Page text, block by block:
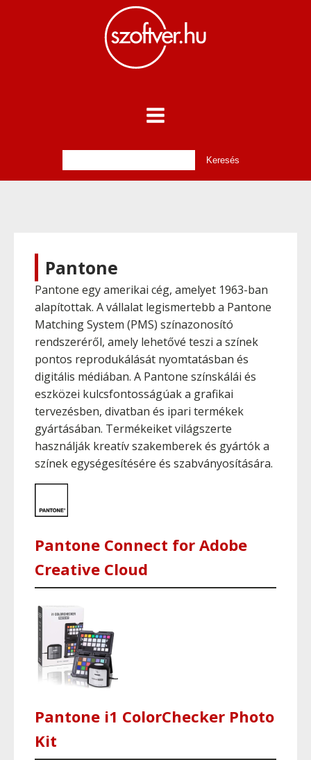
Pantone
Pantone egy amerikai cég, amelyet 1963-ban
alapítottak. A vállalat legismertebb a Pantone
Matching System (PMS) színazonosító
rendszeréről, amely lehetővé teszi a színek
pontos reprodukálását nyomtatásban és
digitális médiában. A Pantone színskálái és
eszközei kulcsfontosságúak a grafikai
tervezésben, divatban és ipari termékek
gyártásában. Termékeiket világszerte
használják kreatív szakemberek és gyártók a
színek egységesítésére és szabványosítására.
Pantone Connect for Adobe
Creative Cloud
Pantone i1 ColorChecker Photo
Kit